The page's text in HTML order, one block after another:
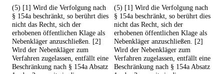
(5) [1] Wird die Verfolgung nach
§ 154a beschränkt, so berührt dies
nicht das Recht, sich der
erhobenen öffentlichen Klage als
Nebenkläger anzuschließen. [2]
Wird der Nebenkläger zum
Verfahren zugelassen, entfällt eine
Beschränkung nach § 154a Absatz
(5) [1] Wird die Verfolgung nach
§ 154a beschränkt, so berührt dies
nicht das Recht, sich der
erhobenen öffentlichen Klage als
Nebenkläger anzuschließen. [2]
Wird der Nebenkläger zum
Verfahren zugelassen, entfällt eine
Beschränkung nach § 154a Absatz